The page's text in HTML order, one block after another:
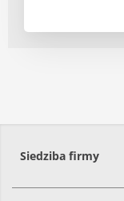
Siedziba firmy